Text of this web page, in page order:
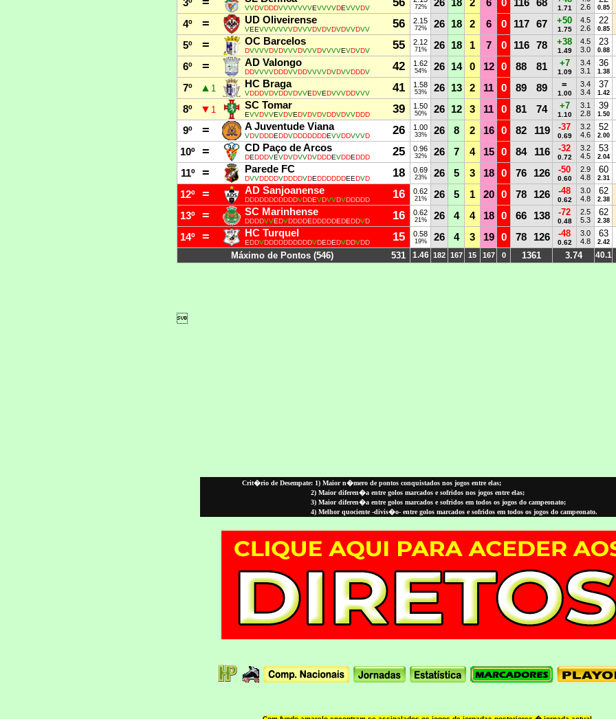
Crit�rio de Desempate: 1) Maior n�mero de pontos conquistados nos jogos entre elas;
2) Maior diferen�a entre golos marcados e sofridos nos jogos entre elas;
3) Maior diferen�a entre golos marcados e sofridos em todos os jogos do campeonato;
4) Melhor quociente -divis�o- entre golos marcados e sofridos em todos os jogos do campeonato.